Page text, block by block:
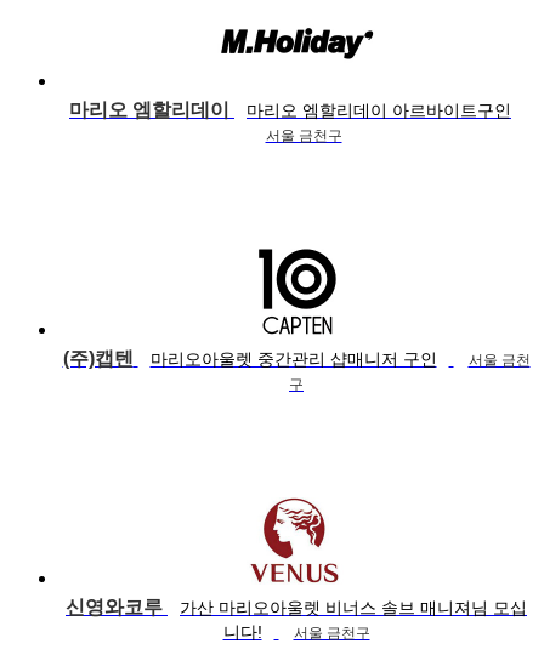
마리오 엠할리데이 마리오 엠할리데이 아르바이트구인
서울 금천구
(주)캡텐 마리오아울렛 중간관리 샵매니저 구인
서울 금천
구
신영와코루
가산 마리오아울렛 비너스 솔브 매니져님 모십
니다!
서울 금천구